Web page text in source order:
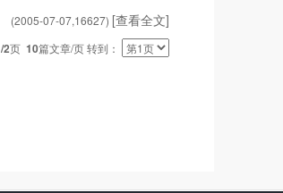
(2005-07-07,16627) [查看全文]
/2页 10篇文章/页 转到：